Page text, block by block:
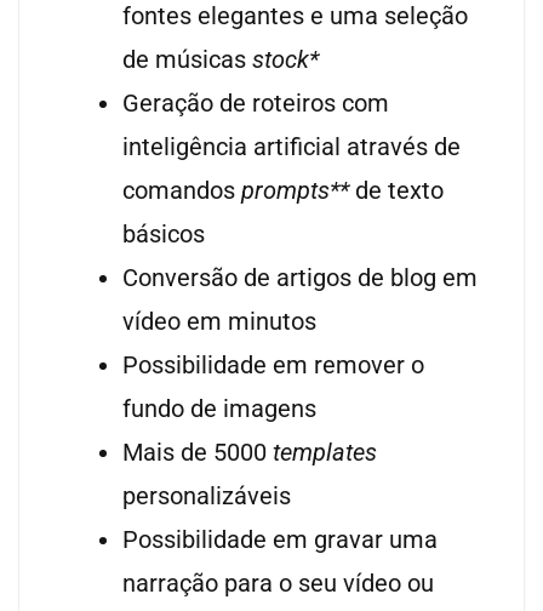
fontes elegantes e uma seleção
de músicas stock*
Geração de roteiros com
inteligência artificial através de
comandos prompts**de texto
básicos
Conversão de artigos de blog em
vídeo em minutos
Possibilidade em remover o
fundo de imagens
Mais de 5000 templates
personalizáveis
Possibilidade em gravar uma
narração para o seu vídeo ou